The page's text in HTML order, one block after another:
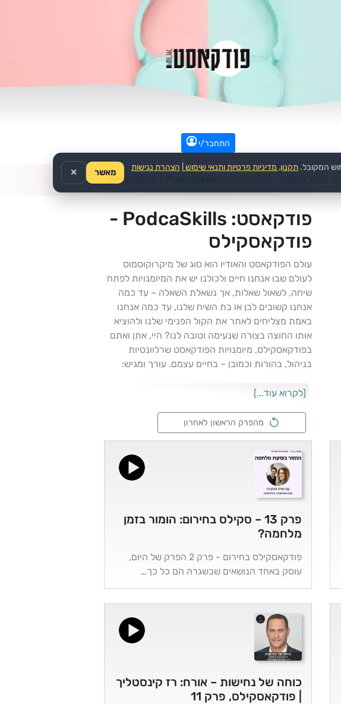
התחבר/י
פודקאסט:
PodcaSkills -
פודקאסקילס
עולם הפודקאסט והאודיו הוא סוג של מיקרוקוסמוס
לעולם שבו אנחנו חיים ולכולנו יש את המיומנויות לפתח
שיחה, לשאול שאלות, אך נשאלת השאלה – עד כמה
אנחנו קשובים לבן או בת השיח שלנו, עד כמה אנחנו
באמת מצליחים לאתר את הקול הפנימי שלנו ולהוציא
אותו החוצה בצורה שנעימה וטובה לנו? היי, אתן ואתם
בפודקאסקילס, מיומנויות הפודקאסט שרלוונטיות
בניהול, בהורות וכמובן – בחיים עצמם. עורך ומגיש:
[לקרוא עוד...]
מהפרק הראשון לאחרון
פרק 13 – סקילס בחירום: הומור בזמן
מלחמה?
פודקאסקילס בחירום - פרק 2 הפרק של היום,
עוסק באחד הנושאים שבשגרה הם כל כך…
כוחה של נחישות – אורח: רז קינסטליך
| פודקאסקילס, פרק 11
המקובל. תקנון, מדיניות פרטיות ותנאי שימוש הצהרת נגישות
מאשר ✕